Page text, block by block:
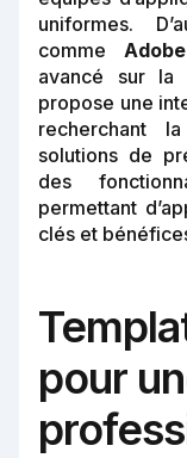
uniformes.
comme
avancé sur la
propose une
recherchant
solutions de
des
permettant
clés et
pour